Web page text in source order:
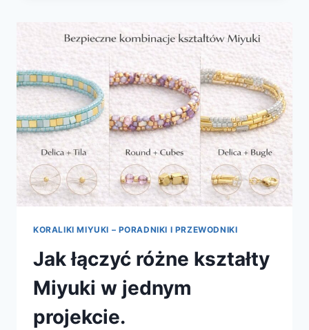
KORALIKI MIYUKI – PORADNIKI I PRZEWODNIKI
Jak łączyć różne kształty
Miyuki w jednym
projekcie.